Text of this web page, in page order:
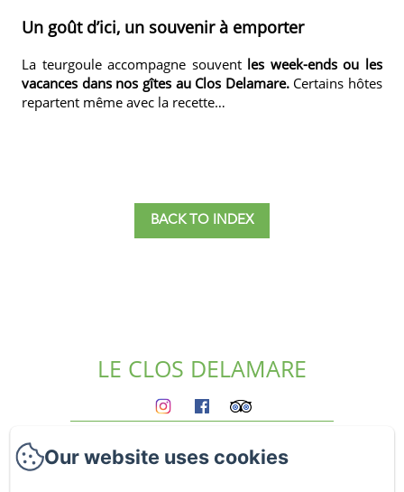
Un goût d’ici, un souvenir à emporter
La teurgoule accompagne souvent les week-ends ou les
vacances dans nos gîtes au Clos Delamare.Certains hôtes
repartent même avec la recette…
BACK TO INDEX
LE CLOS DELAMARE
The gites
Our website uses cookies